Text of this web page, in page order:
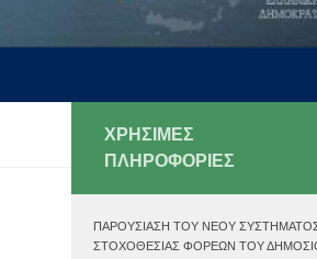
ΧΡΗΣΙΜΕΣ
ΠΛΗΡΟΦΟΡΙΕΣ
ΠΑΡΟΥΣΊΑΣΗ ΤΟΥ ΝΈΟΥ
ΣΤΟΧΟΘΕΣΊΑΣ ΦΟΡΈΩΝ ΤΟΥ